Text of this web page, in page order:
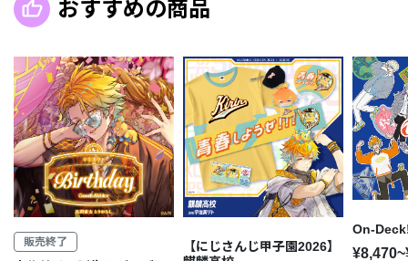
おすすめの商品
販売終了
【にじさんじ甲子園2026】
On-